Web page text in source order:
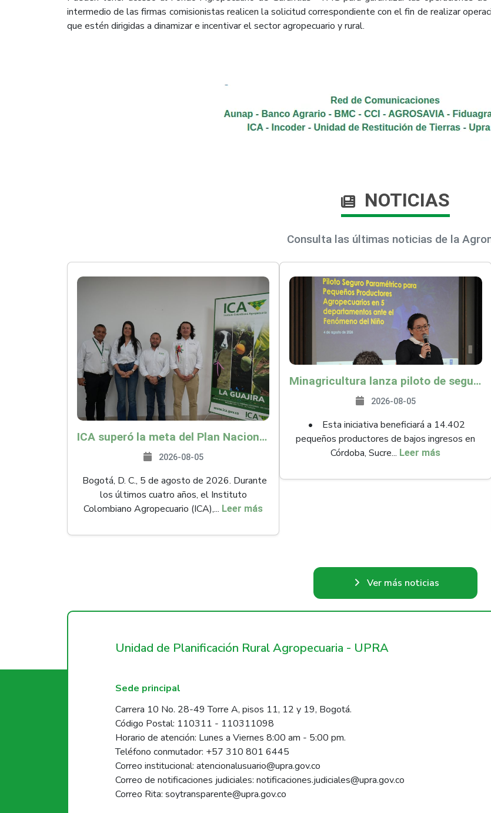
intermedio de las firmas comisionistas realicen la solicitud correspondiente con el fin de realizar
que estén dirigidas a dinamizar e incentivar el sector agropecuario y rural.
NOTICIAS
Consulta las últimas noticias de la
ICA superó la meta del Plan Nacional de Desarrollo y abrió 61 mercados internacionales
2026-08-05
Bogotá, D. C., 5 de agosto de 2026. Durante
los últimos cuatro años, el Instituto
Colombiano Agropecuario (ICA),... Leer más
Minagricultura lanza piloto de seguro agropecuario por $9.625 millones para proteger a más de 14.000 pequeños productores contra riesgos del Fenómeno de El Niño
2026-08-05
• Esta iniciativa beneficiará a 14.402
pequeños productores de bajos ingresos en
Córdoba, Sucre... Leer más
Ver más noticias
Unidad de Planificación Rural Agropecuaria - UPRA
Sede principal
Carrera 10 No. 28-49 Torre A, pisos 11, 12 y 19, Bogotá.
Código Postal: 110311 - 110311098
Horario de atención: Lunes a Viernes 8:00 am - 5:00 pm.
Teléfono conmutador: +57 310 801 6445
Correo institucional: atencionalusuario@upra.gov.co
Correo de notificaciones judiciales: notificaciones.judiciales@upra.gov.co
Correo Rita: soytransparente@upra.gov.co